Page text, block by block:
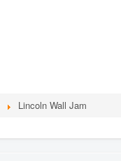
Lincoln Wall Jam